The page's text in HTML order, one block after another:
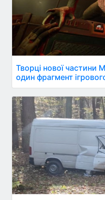
Творці нової частини
один фрагмент